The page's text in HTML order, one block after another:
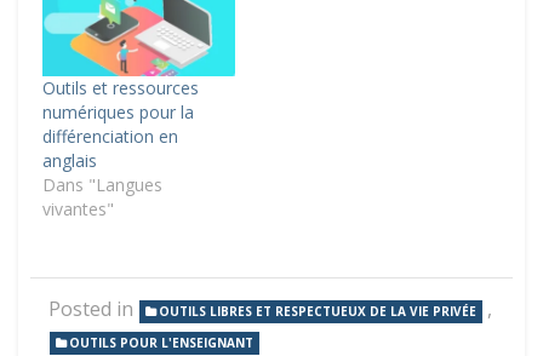
Outils et ressources
numériques pour la
différenciation en
anglais
Dans "Langues
vivantes"
Posted in OUTILS LIBRES ET RESPECTUEUX DE LA VIE PRIVÉE ,
OUTILS POUR L'ENSEIGNANT